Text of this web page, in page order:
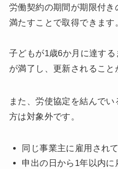
労働契約の期間が期限付
満たすことで取得できます
子どもが1歳6か月に達す
が満了し、更新されること
また、労使協定を結んで
方は対象外です。
同じ事業主に雇用され
申出の日から1年以内